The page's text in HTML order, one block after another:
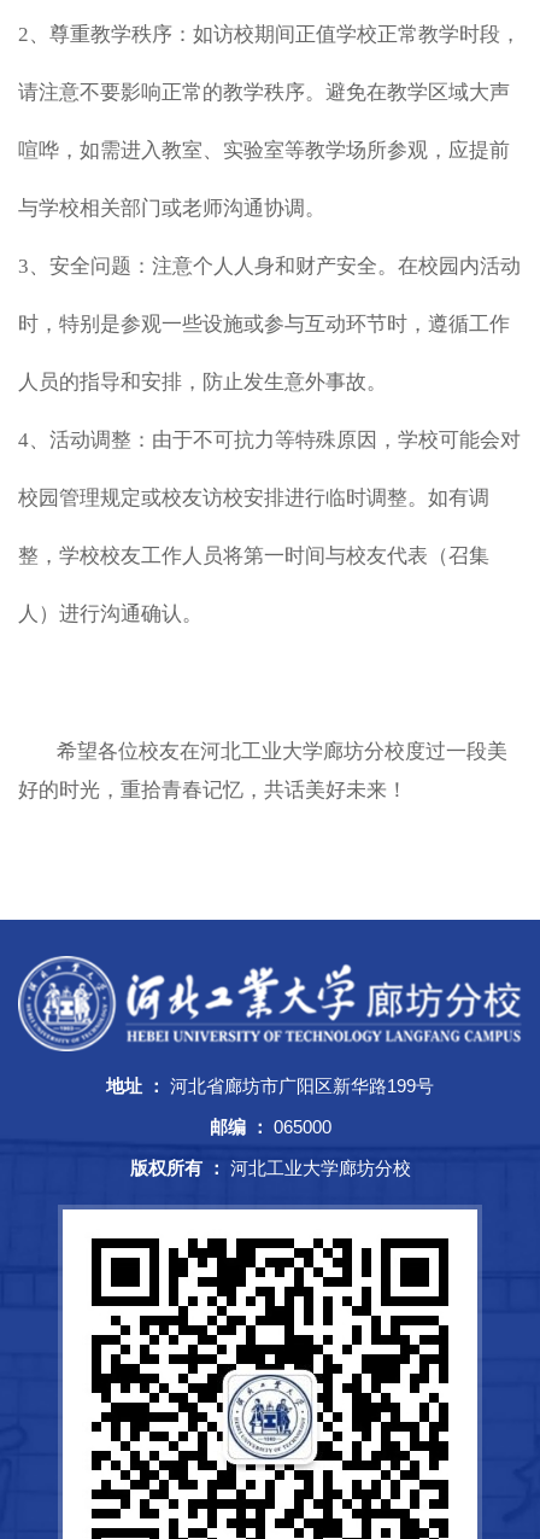
2、尊重教学秩序：如访校期间正值学校正常教学时段，
请注意不要影响正常的教学秩序。避免在教学区域大声
喧哗，如需进入教室、实验室等教学场所参观，应提前
与学校相关部门或老师沟通协调。
3、安全问题：注意个人人身和财产安全。在校园内活动
时，特别是参观一些设施或参与互动环节时，遵循工作
人员的指导和安排，防止发生意外事故。
4、活动调整：由于不可抗力等特殊原因，学校可能会对
校园管理规定或校友访校安排进行临时调整。如有调
整，学校校友工作人员将第一时间与校友代表（召集
人）进行沟通确认。
希望各位校友在河北工业大学廊坊分校度过一段美
好的时光，重拾青春记忆，共话美好未来！
地址 ： 河北省廊坊市广阳区新华路199号
邮编 ： 065000
版权所有 ： 河北工业大学廊坊分校